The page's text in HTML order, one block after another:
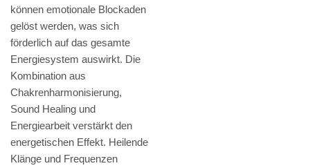
können emotionale Blockaden
gelöst werden, was sich
förderlich auf das gesamte
Energiesystem auswirkt. Die
Kombination aus
Chakrenharmonisierung,
Sound Healing und
Energiearbeit verstärkt den
energetischen Effekt. Heilende
Klänge und Frequenzen